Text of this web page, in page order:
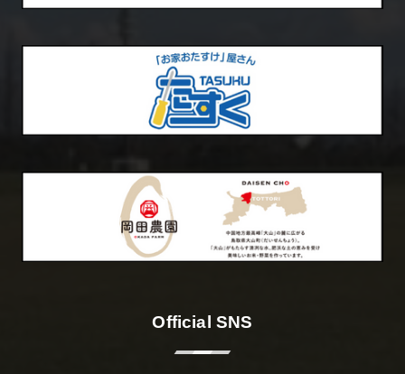
Official SNS